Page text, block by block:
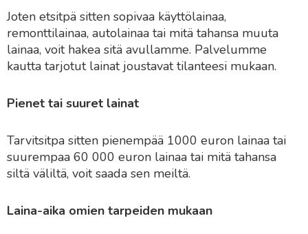
Joten etsitpä sitten sopivaa käyttölainaa,
remonttilainaa, autolainaa tai mitä tahansa muuta
lainaa, voit hakea sitä avullamme. Palvelumme
kautta tarjotut lainat joustavat tilanteesi mukaan.
Pienet tai suuret lainat
Tarvitsitpa sitten pienempää 1000 euron lainaa tai
suurempaa 60 000 euron lainaa tai mitä tahansa
siltä väliltä, voit saada sen meiltä.
Laina-aika omien tarpeiden mukaan